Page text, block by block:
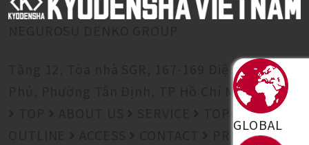
GLOBAL
Tầng 12, Tòa nhà SGR, 167-169 Điện Biên
Phủ, Phường Tân Định, TP Hồ Chí Minh
TOPICS
PRIVACY